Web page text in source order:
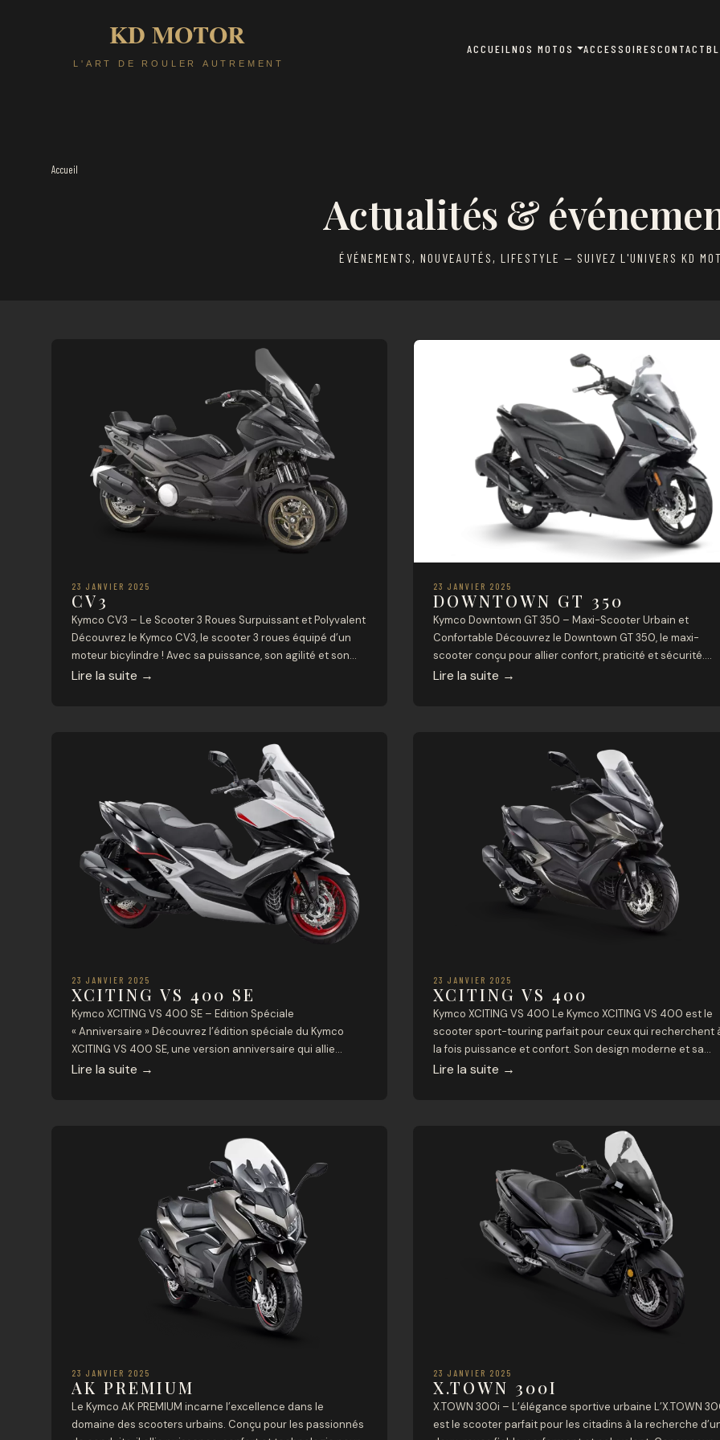
ACCUEILNOS MOTOS ACCESSOIRESCONTACT
Accueil
Actualités &
ÉVÉNEMENTS, NOUVEAUTÉS, LIFESTYLE — SUIVEZ L'UNIVERS KD
23 JANVIER 2025
CV3
Kymco CV3 – Le Scooter 3 Roues Surpuissant et Polyvalent
Découvrez le Kymco CV3, le scooter 3 roues équipé d’un
moteur bicylindre ! Avec sa puissance, son agilité et son
design sportif, il redéfinit les standards de la mobilité
Lire la suite →
23 JANVIER 2025
DOWNTOWN GT 350
Kymco Downtown GT 350 – Maxi-Scooter Urbain et
Confortable Découvrez le Downtown GT 350, le maxi-
scooter conçu pour allier confort, praticité et sécurité.
Avec son grand espace de rangement, son design sportif
Lire la suite →
23 JANVIER 2025
XCITING VS 400 SE
Kymco XCITING VS 400 SE – Edition Spéciale
« Anniversaire » Découvrez l’édition spéciale du Kymco
XCITING VS 400 SE, une version anniversaire qui allie
performance et style. Avec son coloris exclusif bi-ton
Lire la suite →
23 JANVIER 2025
XCITING VS 400
Kymco XCITING VS 400 Le Kymco XCITING VS 400 est le
scooter sport-touring parfait pour ceux qui recherchent
la fois puissance et confort. Son design moderne et sa
motorisation performante en font un modèle polyvalent
Lire la suite →
23 JANVIER 2025
AK PREMIUM
Le Kymco AK PREMIUM incarne l’excellence dans le
domaine des scooters urbains. Conçu pour les passionnés
23 JANVIER 2025
X.TOWN 300I
X.TOWN 300i – L’élégance sportive urbaine L’X.TOWN
est le scooter parfait pour les citadins à la recherche